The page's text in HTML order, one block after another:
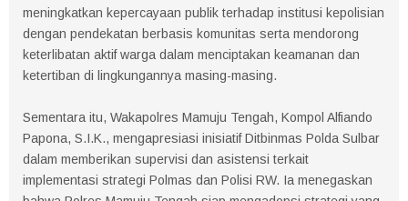
meningkatkan kepercayaan publik terhadap institusi kepolisian
dengan pendekatan berbasis komunitas serta mendorong
keterlibatan aktif warga dalam menciptakan keamanan dan
ketertiban di lingkungannya masing-masing.
Sementara itu, Wakapolres Mamuju Tengah, Kompol Alfiando
Papona, S.I.K., mengapresiasi inisiatif Ditbinmas Polda Sulbar
dalam memberikan supervisi dan asistensi terkait
implementasi strategi Polmas dan Polisi RW. Ia menegaskan